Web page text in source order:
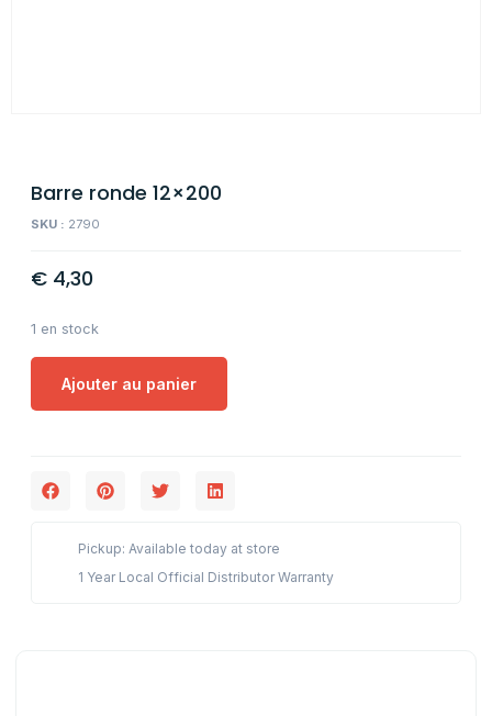
Barre ronde 12×200
SKU : 2790
€ 4,30
1 en stock
Ajouter au panier
Pickup: Available today at store
1 Year Local Official Distributor Warranty